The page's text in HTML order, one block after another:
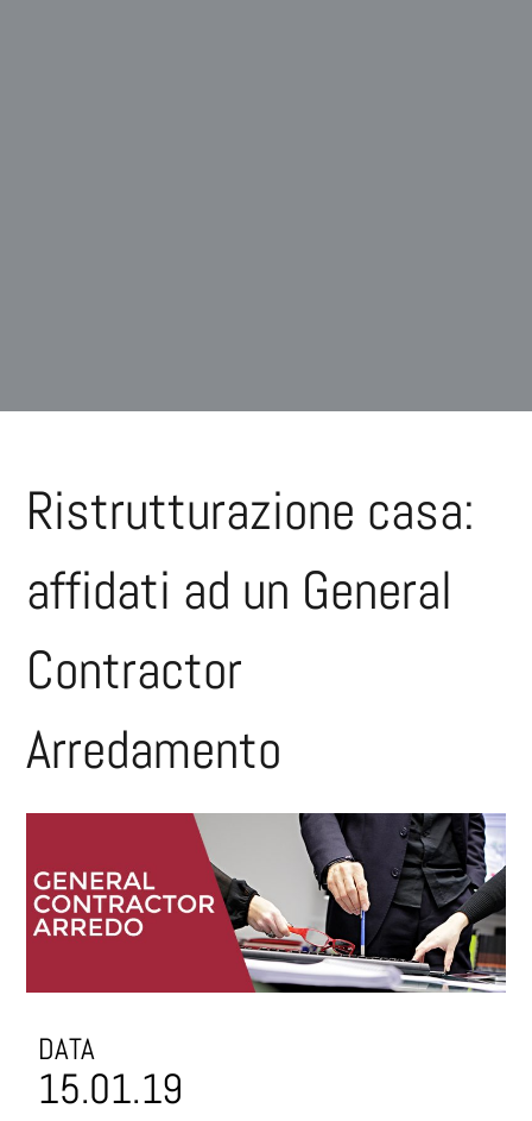
Ristrutturazione casa:
affidati ad un General
Contractor
Arredamento
DATA
15.01.19